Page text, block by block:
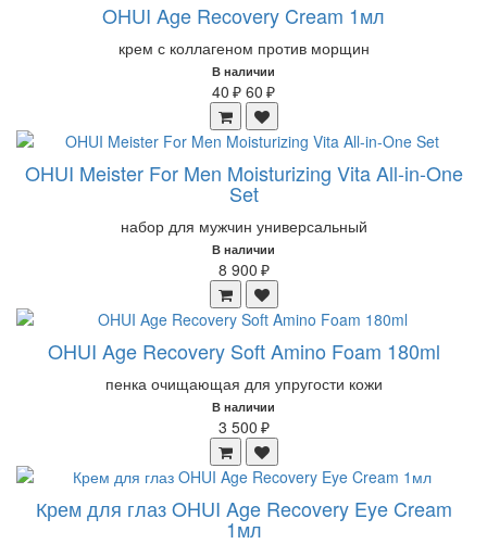
OHUI Age Recovery Cream 1мл
крем с коллагеном против морщин
В наличии
40 ₽ 60 ₽
OHUI Meister For Men Moisturizing Vita All-in-One
Set
набор для мужчин универсальный
В наличии
8 900 ₽
OHUI Age Recovery Soft Amino Foam 180ml
пенка очищающая для упругости кожи
В наличии
3 500 ₽
Крем для глаз OHUI Age Recovery Eye Cream
1мл